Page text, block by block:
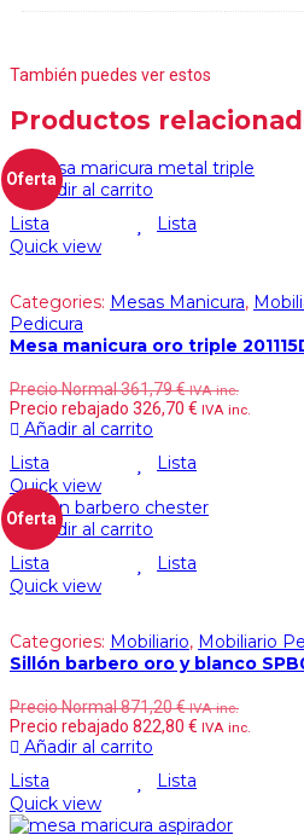
También puedes ver estos
Productos
Oferta
Añadir al carrito
Lista
Lista
Quick view
Categories: Mesas Manicura,
Pedicura
Mesa manicura oro triple
Precio Normal361,79€ IVA inc.
Precio rebajado 326,70 € IVA inc.
Añadir al carrito
Lista
Lista
Quick view
Oferta
Añadir al carrito
Lista
Lista
Quick view
Categories: Mobiliario, Mobiliario
Sillón barbero oro y blanco
Precio Normal871,20€ IVA inc.
Precio rebajado 822,80 € IVA inc.
Añadir al carrito
Lista
Lista
Quick view